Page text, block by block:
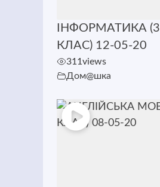
ІНФОРМАТИКА (3
КЛАС) 12-05-20
311views
Дом@шка